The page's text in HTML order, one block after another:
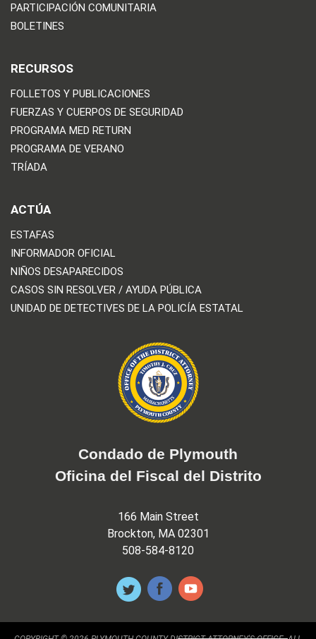
PARTICIPACIÓN COMUNITARIA
BOLETINES
RECURSOS
FOLLETOS Y PUBLICACIONES
FUERZAS Y CUERPOS DE SEGURIDAD
PROGRAMA MED RETURN
PROGRAMA DE VERANO
TRÍADA
ACTÚA
ESTAFAS
INFORMADOR OFICIAL
NIÑOS DESAPARECIDOS
CASOS SIN RESOLVER / AYUDA PÚBLICA
UNIDAD DE DETECTIVES DE LA POLICÍA ESTATAL
Condado de Plymouth
Oficina del Fiscal del Distrito
166 Main Street
Brockton, MA 02301
508-584-8120